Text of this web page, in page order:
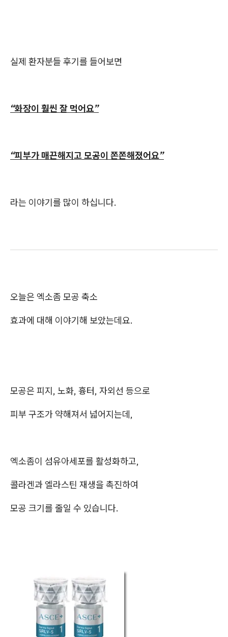
실제 환자분들 후기를 들어보면
“화장이 훨씬 잘 먹어요”
“피부가 매끈해지고 모공이 쫀쫀해졌어요”
라는 이야기를 많이 하십니다.
오늘은 엑소좀 모공 축소
효과에 대해 이야기해 보았는데요.
모공은 피지, 노화, 흉터, 자외선 등으로
피부 구조가 약해져서 넓어지는데,
엑소좀이 섬유아세포를 활성화하고,
콜라겐과 엘라스틴 재생을 촉진하여
모공 크기를 줄일 수 있습니다.